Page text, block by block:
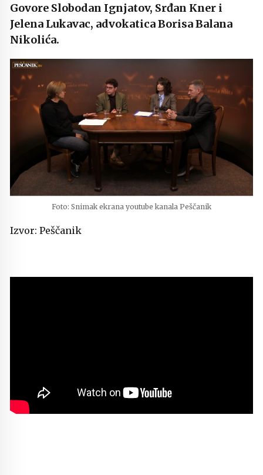
Govore Slobodan Ignjatov, Srđan Kner i
Jelena Lukavac, advokatica Borisa Balana
Nikolića.
Foto: Snimak ekrana youtube kanala Peščanik
Izvor: Peščanik